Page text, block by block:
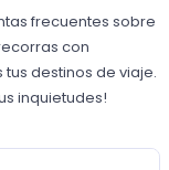
frecuentes sobre
con
destinos de viaje.
inquietudes!